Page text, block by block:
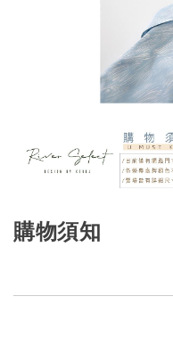
購物須知